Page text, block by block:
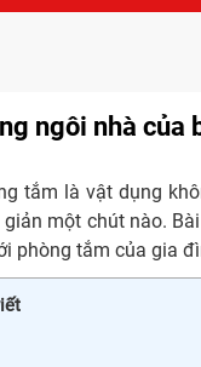
ngôi nhà của
tắm là vật dụng
một chút nào.
phòng tắm của gia